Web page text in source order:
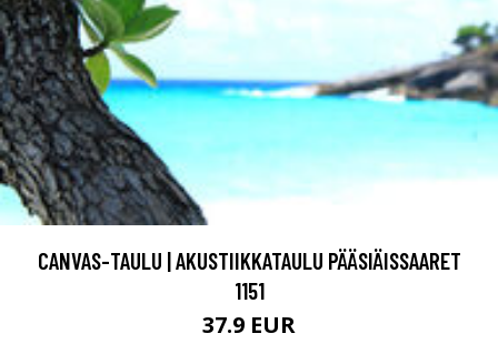
CANVAS-TAULU | AKUSTIIKKATAULU PÄÄSIÄISSAARET
1151
37.9 EUR